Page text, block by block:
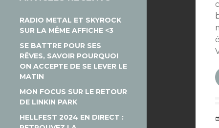
RADIO METAL ET SKYROCK
SUR LA MÊME AFFICHE <3
SE BATTRE POUR SES
RÊVES, SAVOIR POURQUOI
ON ACCEPTE DE SE LEVER LE
MATIN
MON FOCUS SUR LE RETOUR
DE LINKIN PARK
HELLFEST 2024 EN DIRECT :